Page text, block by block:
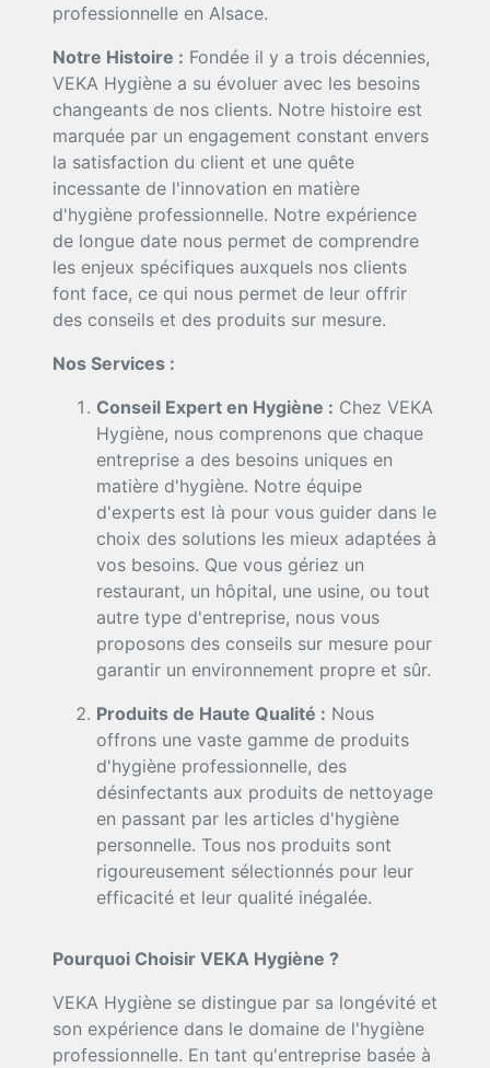
professionnelle en Alsace.
Notre Histoire : Fondée il y a trois décennies,
VEKA Hygiène a su évoluer avec les besoins
changeants de nos clients. Notre histoire est
marquée par un engagement constant envers
la satisfaction du client et une quête
incessante de l'innovation en matière
d'hygiène professionnelle. Notre expérience
de longue date nous permet de comprendre
les enjeux spécifiques auxquels nos clients
font face, ce qui nous permet de leur offrir
des conseils et des produits sur mesure.
Nos Services :
Conseil Expert en Hygiène : Chez VEKA
Hygiène, nous comprenons que chaque
entreprise a des besoins uniques en
matière d'hygiène. Notre équipe
d'experts est là pour vous guider dans le
choix des solutions les mieux adaptées à
vos besoins. Que vous gériez un
restaurant, un hôpital, une usine, ou tout
autre type d'entreprise, nous vous
proposons des conseils sur mesure pour
garantir un environnement propre et sûr.
Produits de Haute Qualité : Nous
offrons une vaste gamme de produits
d'hygiène professionnelle, des
désinfectants aux produits de nettoyage
en passant par les articles d'hygiène
personnelle. Tous nos produits sont
rigoureusement sélectionnés pour leur
efficacité et leur qualité inégalée.
Pourquoi Choisir VEKA Hygiène ?
VEKA Hygiène se distingue par sa longévité et
son expérience dans le domaine de l'hygiène
professionnelle. En tant qu'entreprise basée à